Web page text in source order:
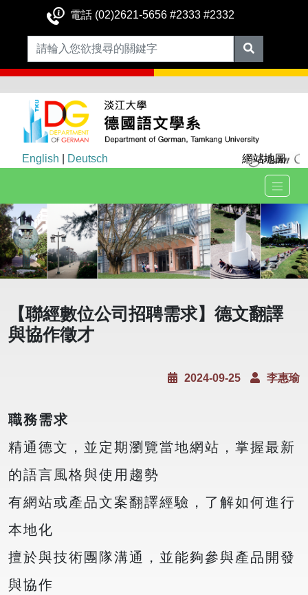
電話 (02)2621-5656 #2333 #2332
English Deutsch 網站地圖
【聯經數位公司招聘需求】德文翻譯
與協作徵才
2024-09-25 李惠瑜
職務需求
精通德文，並定期瀏覽當地網站，掌握最新
的語言風格與使用趨勢
有網站或產品文案翻譯經驗，了解如何進行
本地化
擅於與技術團隊溝通，並能夠參與產品開發
與協作